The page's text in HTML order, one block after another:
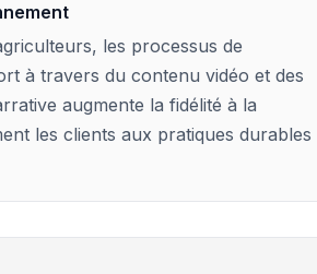
les processus de
à travers du contenu vidéo et des
augmente la fidélité à la
les clients aux pratiques durables